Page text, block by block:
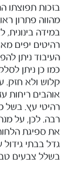
בזכות תפוצתו
מהווה פתרון
במידה
רהיטים יפים
העיבוד ניתן
כמו כן ניתן
קלוש ולא חזק.
אוהבים ריחות
רהיטי עץ. בשל
רבה. לכן, על
את ספיגת
גדל בבתי גידול
בשלל צבעים